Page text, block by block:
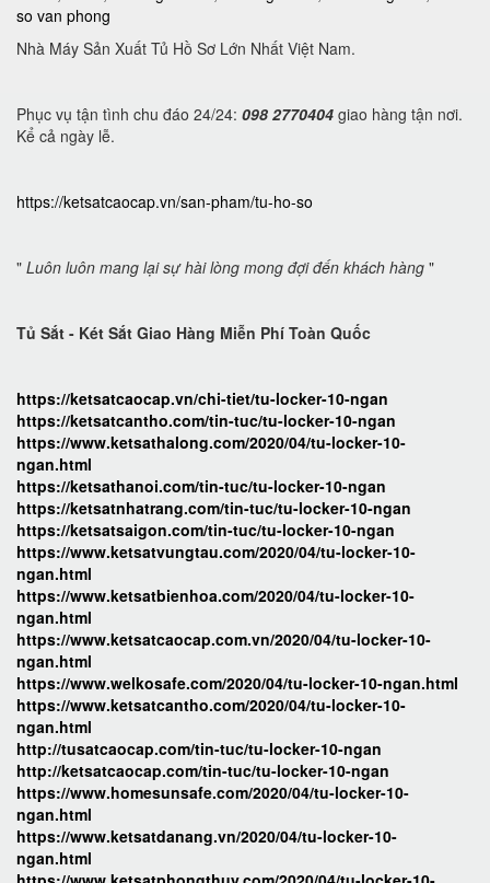
so van phong
Nhà Máy Sản Xuất Tủ Hồ Sơ Lớn Nhất Việt Nam.
Phục vụ tận tình chu đáo 24/24: 098 2770404 giao hàng tận nơi.
Kể cả ngày lễ.
https://ketsatcaocap.vn/san-pham/tu-ho-so
" Luôn luôn mang lại sự hài lòng mong đợi đến khách hàng "
Tủ Sắt - Két Sắt Giao Hàng Miễn Phí Toàn Quốc
https://ketsatcaocap.vn/chi-tiet/tu-locker-10-ngan
https://ketsatcantho.com/tin-tuc/tu-locker-10-ngan
https://www.ketsathalong.com/2020/04/tu-locker-10-
ngan.html
https://ketsathanoi.com/tin-tuc/tu-locker-10-ngan
https://ketsatnhatrang.com/tin-tuc/tu-locker-10-ngan
https://ketsatsaigon.com/tin-tuc/tu-locker-10-ngan
https://www.ketsatvungtau.com/2020/04/tu-locker-10-
ngan.html
https://www.ketsatbienhoa.com/2020/04/tu-locker-10-
ngan.html
https://www.ketsatcaocap.com.vn/2020/04/tu-locker-10-
ngan.html
https://www.welkosafe.com/2020/04/tu-locker-10-ngan.html
https://www.ketsatcantho.com/2020/04/tu-locker-10-
ngan.html
http://tusatcaocap.com/tin-tuc/tu-locker-10-ngan
http://ketsatcaocap.com/tin-tuc/tu-locker-10-ngan
https://www.homesunsafe.com/2020/04/tu-locker-10-
ngan.html
https://www.ketsatdanang.vn/2020/04/tu-locker-10-
ngan.html